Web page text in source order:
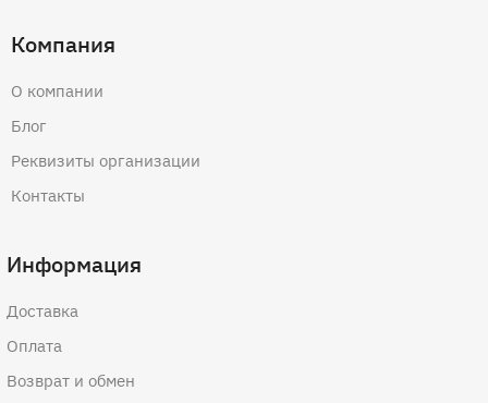
Компания
О компании
Блог
Реквизиты организации
Контакты
Информация
Доставка
Оплата
Возврат и обмен